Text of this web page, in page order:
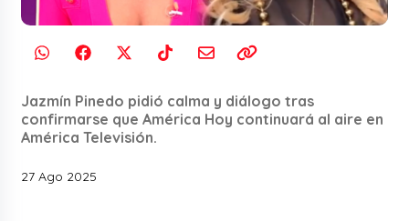
Jazmín Pinedo pidió calma y diálogo tras
confirmarse que América Hoy continuará al aire en
América Televisión.
27 Ago 2025